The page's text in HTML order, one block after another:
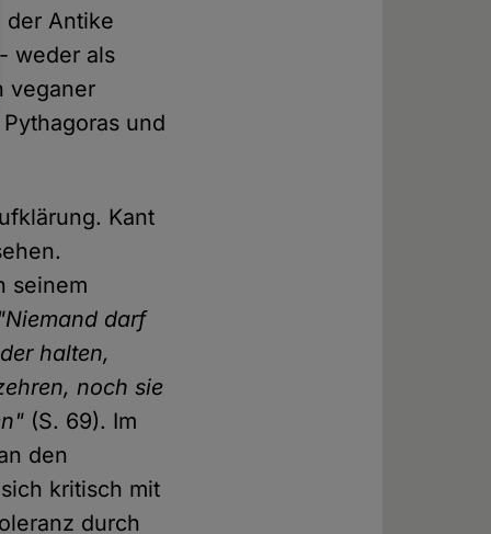
der Antike
weder als
veganer
und
Kant
seinem
"Niemand darf
halten,
noch sie
(S. 69). Im
den
kritisch mit
durch